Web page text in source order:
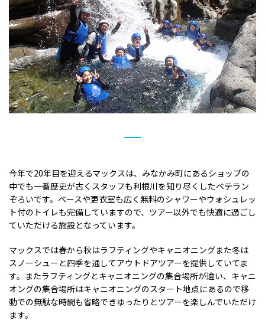
今年で20年目を迎えるマックスは、みなかみ町にあるショップの
中でも一番歴史が古くスタッフも利根川を知り尽くしたベテラン
ぞろいです。ベースや更衣室も広く無料のシャワーやウォシュレッ
ト付のトイレも完備していますので、ツアー以外でも快適に過ごし
ていただける施設となっています。
マックスでは春から秋はラフティングやキャニオニングまた冬は
スノーシューと四季を通してアウトドアツアーを提供していてま
す。またラフティングとキャニオニングの集合場所が違い、キャニ
オングの集合場所はキャニオニングのスタート地点にあるので移
動での無駄な時間も省略できゆったりとツアーを楽しんでいただけ
ます。